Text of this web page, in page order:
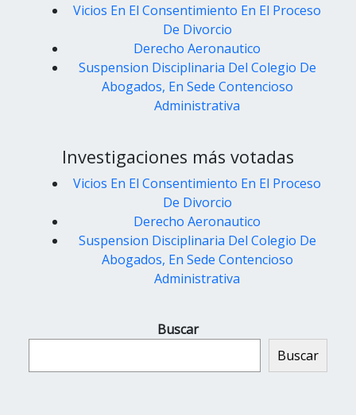
Vicios En El Consentimiento En El Proceso
De Divorcio
Derecho Aeronautico
Suspension Disciplinaria Del Colegio De
Abogados, En Sede Contencioso
Administrativa
Investigaciones más votadas
Vicios En El Consentimiento En El Proceso
De Divorcio
Derecho Aeronautico
Suspension Disciplinaria Del Colegio De
Abogados, En Sede Contencioso
Administrativa
Buscar
Buscar